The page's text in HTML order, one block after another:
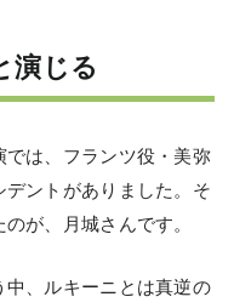
演じる
は、フランツ役・美弥
ントがありました。そ
が、月城さんです。
、ルキーニとは真逆の